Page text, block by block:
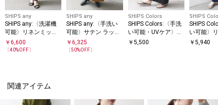
SHIPS any
SHIPS any:〈洗濯機
可能〉リネンミック
ス ボタン デザイン
タイト スカート
￥ 6,600
〔40%OFF〕
SHIPS any
SHIPS any:〈手洗い
可能〉サテン ラップ
デザイン ロング タイ
ト スカート
￥6,325
〔50%OFF〕
SHIPS Colors
SHIPS Colors:〈手洗
い可能・UVケア〉テ
レコ タイトスカート
￥ 5,500
SHIPS
SHIPS
い可能〉
ク ミラノ
￥5,940
関連アイテム